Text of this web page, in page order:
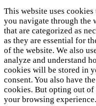
This website uses
you navigate through the
that are categorized as
as they are essential for
of the website. We also
analyze and understand
cookies will be stored in
consent. You also have
cookies. But opting out of
your browsing experience.